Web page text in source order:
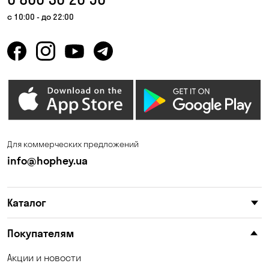
с 10:00 - до 22:00
Для коммерческих предложений
info@hophey.ua
Каталог
Покупателям
Акции и новости